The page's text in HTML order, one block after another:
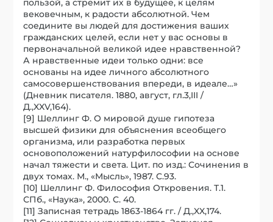
пользой, а стремит их в будущее, к целям
вековечным, к радости абсолютной. Чем
соедините вы людей для достижения ваших
гражданских целей, если нет у вас основы в
первоначальной великой идее нравственной?
А нравственные идеи только одни: все
основаны на идее личного абсолютного
самосовершенствования впереди, в идеале…»
(Дневник писателя. 1880, август, гл.3,III /
Д.,XXV,164).
[9] Шеллинг Ф. О мировой душе гипотеза
высшей физики для объяснения всеобщего
организма, или разработка первых
основоположений натурфилософии на основе
начал тяжести и света. Цит. по изд.: Сочинения в
двух томах. М., «Мысль», 1987. С.93.
[10] Шеллинг Ф. Философия Откровения. Т.1.
СПб., «Наука», 2000. С. 40.
[11] Записная тетрадь 1863-1864 гг. / Д.,XX,174.